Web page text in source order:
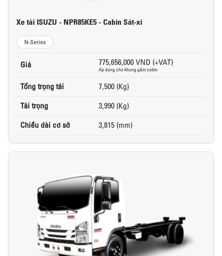
Xe tải ISUZU - NPR85KE5 - Cabin Sát-xi
N-Series
Giá 775,656,000 VND (+VAT)
Áp dụng cho khung gầm cabin
Tổng trọng tải
7,500 (Kg)
Tải trọng
3,990 (Kg)
Chiều dài cơ sở
3,815 (mm)